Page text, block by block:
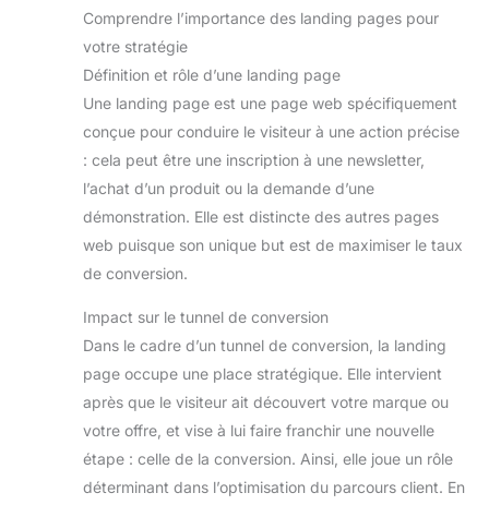
Comprendre l’importance des landing pages pour
votre stratégie
Définition et rôle d’une landing page
Une landing page est une page web spécifiquement
conçue pour conduire le visiteur à une action précise
: cela peut être une inscription à une newsletter,
l’achat d’un produit ou la demande d’une
démonstration. Elle est distincte des autres pages
web puisque son unique but est de maximiser le taux
de conversion.
Impact sur le tunnel de conversion
Dans le cadre d’un tunnel de conversion, la landing
page occupe une place stratégique. Elle intervient
après que le visiteur ait découvert votre marque ou
votre offre, et vise à lui faire franchir une nouvelle
étape : celle de la conversion. Ainsi, elle joue un rôle
déterminant dans l’optimisation du parcours client. En